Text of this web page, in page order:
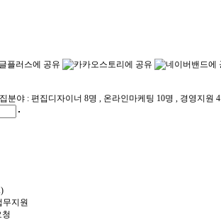
분야 : 편집디자이너 8명 , 온라인마케팅 10명 , 경영지원
무지원
청